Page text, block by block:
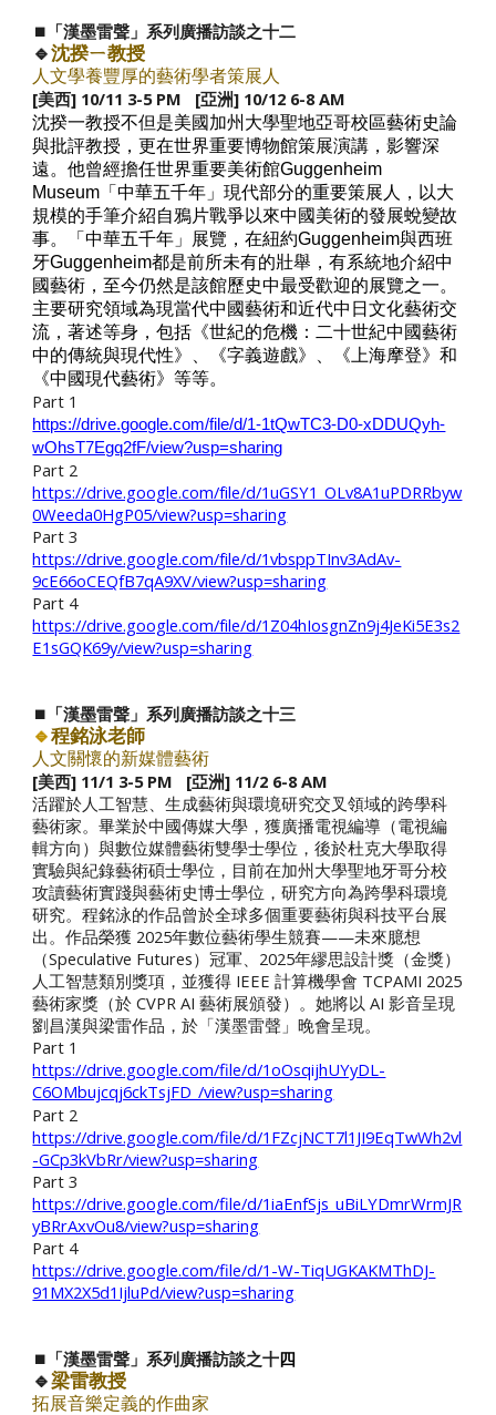
⏹️「漢墨雷聲」系列廣播訪談之十二
🔹沈揆ㄧ教授
人文學養豐厚的藝術學者策展人
[美西] 10/11 3-5 PM [亞洲] 10/12 6-8 AM
沈揆一教授不但是美國加州大學聖地亞哥校區藝術史論
與批評教授，更在世界重要博物館策展演講，影響深
遠。他曾經擔任世界重要美術館Guggenheim
Museum「中華五千年」現代部分的重要策展人，以大
規模的手筆介紹自鴉片戰爭以來中國美術的發展蛻變故
事。「中華五千年」展覽，在紐約Guggenheim與西班
牙Guggenheim都是前所未有的壯舉，有系統地介紹中
國藝術，至今仍然是該館歷史中最受歡迎的展覽之一。
主要研究領域為現當代中國藝術和近代中日文化藝術交
流，著述等身，包括《世紀的危機：二十世紀中國藝術
中的傳統與現代性》、《字義遊戲》、《上海摩登》和
《中國現代藝術》等等。
Part 1
https://drive.google.com/file/d/1-1tQwTC3-D0-xDDUQyh-
wOhsT7Egq2fF/view?usp=sharing
Part 2
https://drive.google.com/file/d/1uGSY1_OLv8A1uPDRRbyw
0Weeda0HgP05/view?usp=sharing
Part3
https://drive.google.com/file/d/1vbsppTInv3AdAv-
9cE66oCEQfB7qA9XV/view?usp=sharing
Part 4
https://drive.google.com/file/d/1Z04hIosgnZn9j4JeKi5E3s2
E1sGQK69y/view?usp=sharing
⏹️「漢墨雷聲」系列廣播訪談之十三
🔹程銘泳老師
人文關懷的新媒體藝術
[美西] 11/1 3-5 PM [亞洲] 11/2 6-8 AM
活躍於人工智慧、生成藝術與環境研究交叉領域的跨學科
藝術家。畢業於中國傳媒大學，獲廣播電視編導（電視編
輯方向）與數位媒體藝術雙學士學位，後於杜克大學取得
實驗與紀錄藝術碩士學位，目前在加州大學聖地牙哥分校
攻讀藝術實踐與藝術史博士學位，研究方向為跨學科環境
研究。程銘泳的作品曾於全球多個重要藝術與科技平台展
出。作品榮獲 2025年數位藝術學生競賽——未來臆想
（Speculative Futures）冠軍、2025年繆思設計獎（金獎）
人工智慧類別獎項，並獲得 IEEE 計算機學會 TCPAMI 2025
藝術家獎（於 CVPR AI 藝術展頒發）。她將以 AI 影音呈現
劉昌漢與梁雷作品，於「漢墨雷聲」晚會呈現。
Part 1
https://drive.google.com/file/d/1oOsqijhUYyDL-
C6OMbujcqj6ckTsjFD_/view?usp=sharing
Part 2
https://drive.google.com/file/d/1FZcjNCT7l1JI9EqTwWh2vl
-GCp3kVbRr/view?usp=sharing
Part 3
https://drive.google.com/file/d/1iaEnfSjs_uBiLYDmrWrmJR
yBRrAxvOu8/view?usp=sharing
Part 4
https://drive.google.com/file/d/1-W-TiqUGKAKMThDJ-
91MX2X5d1IjluPd/view?usp=sharing
⏹️「漢墨雷聲」系列廣播訪談之十四
🔹梁雷教授
拓展音樂定義的作曲家